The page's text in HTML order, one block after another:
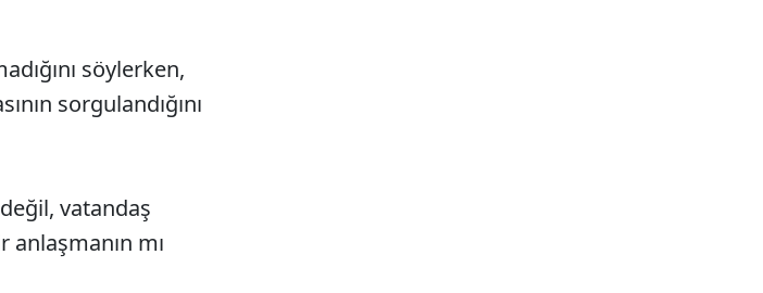
söylerken,
sorgulandığını
vatandaş
mı